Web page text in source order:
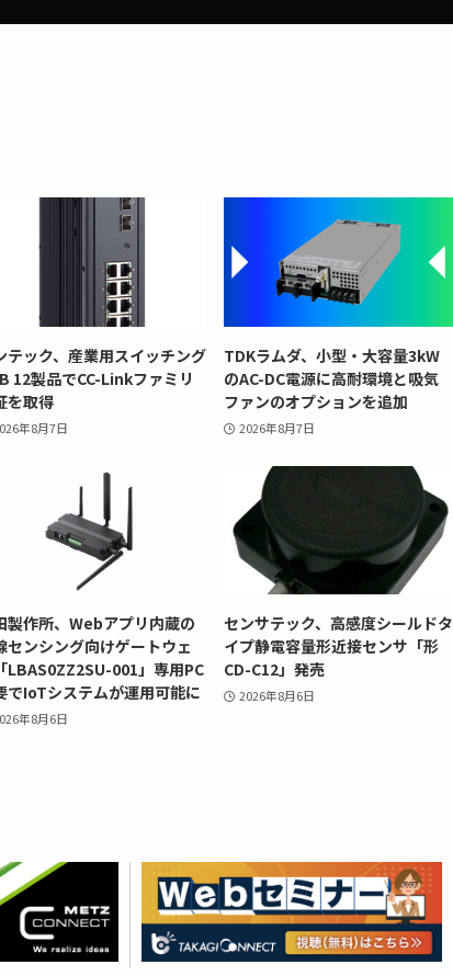
テック、産業用スイッチング
12製品でCC-Linkファミリ
を取得
年8月7日
TDKラムダ、小型・大容量3kW
のAC-DC電源に高耐環境と吸気
ファンのオプションを追加
2026年8月7日
製作所、Webアプリ内蔵の
センシング向けゲートウェ
LBAS0ZZ2SU-001」専用PC
でIoTシステムが運用可能に
年8月6日
センサテック、高感度シールドタ
イプ静電容量形近接センサ「形
CD-C12」発売
2026年8月6日